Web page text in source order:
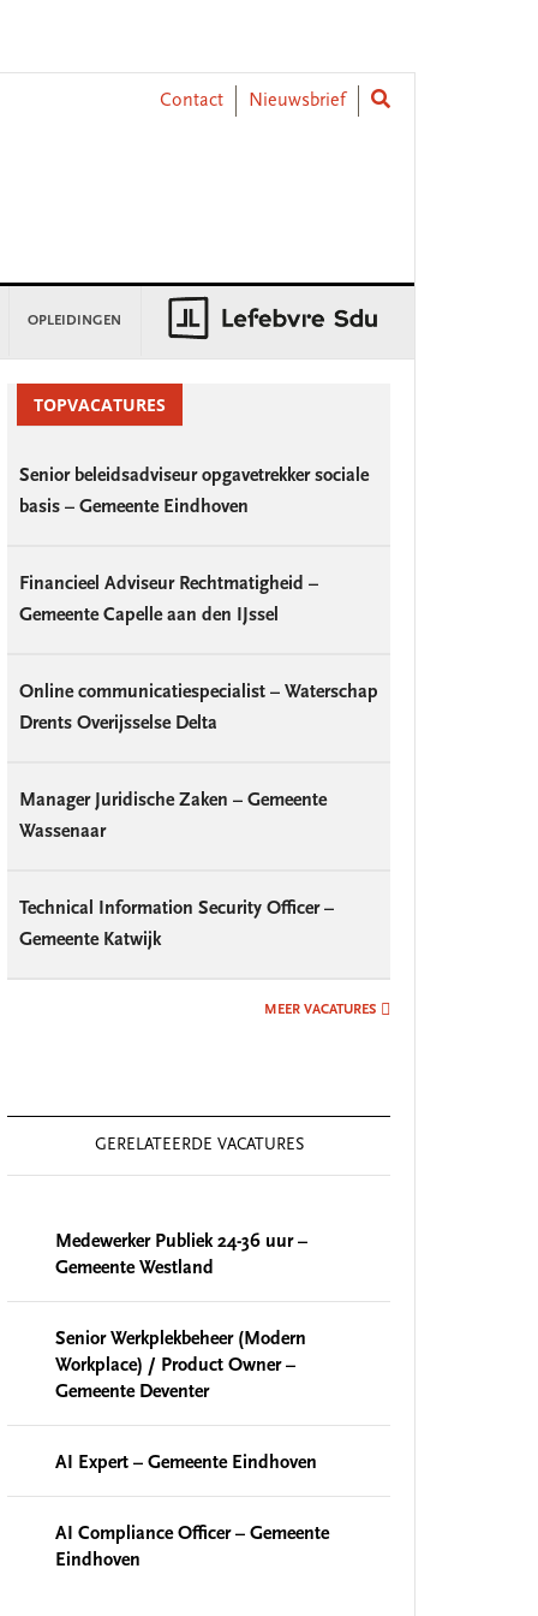
Contact
Nieuwsbrief
OPLEIDINGEN
TOPVACATURES
Senior beleidsadviseur opgavetrekker sociale
basis – Gemeente Eindhoven
Financieel Adviseur Rechtmatigheid –
Gemeente Capelle aan den IJssel
Online communicatiespecialist – Waterschap
Drents Overijsselse Delta
Manager Juridische Zaken – Gemeente
Wassenaar
Technical Information Security Officer –
Gemeente Katwijk
MEER VACATURES
GERELATEERDE VACATURES
Medewerker Publiek 24-36 uur –
Gemeente Westland
Senior Werkplekbeheer (Modern
Workplace) / Product Owner –
Gemeente Deventer
AI Expert – Gemeente Eindhoven
AI Compliance Officer – Gemeente
Eindhoven